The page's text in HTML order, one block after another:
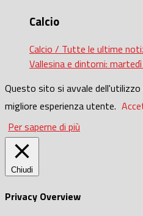
Calcio
Calcio / Tutte le ultime
Vallesina e dintorni:
Questo sito si avvale
migliore esperienza utente.
Per saperne di più
Chiudi
Privacy Overview